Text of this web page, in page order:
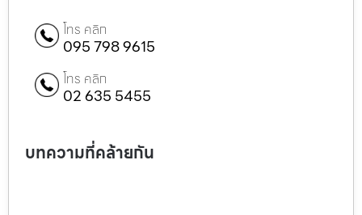
โทร คลิก
095 798 9615
โทร คลิก
02 635 5455
บทความที่คล้ายกัน